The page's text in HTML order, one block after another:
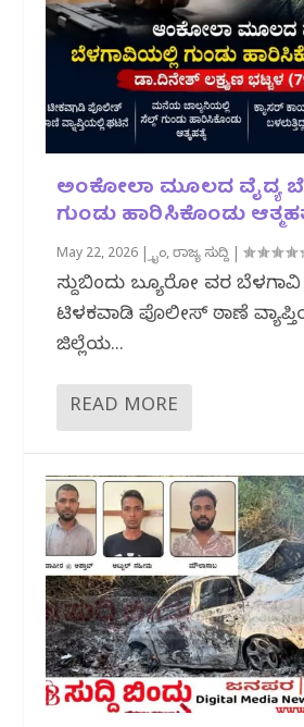
ಅಂಕೋಲಾ ಮೂಲದ ವೈದ್ಯ
ಗುಂಡು ಹಾರಿಸಿಕೊಂಡು
May 22, 2026 |ಕ್ರೈಂ,ರಾಜ್ಯ ಸುದ್ದಿ |
ಸುದ್ದಿಬಿಂದು ಬ್ಯೂರೋ ವರದಿ
ಟಿಳಕವಾಡಿ ಪೊಲೀಸ್ ಠಾಣೆ
ಜಿಲ್ಲೆಯ...
READ MORE